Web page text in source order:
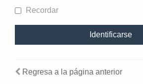
Recordar
Regresa a la página anterior